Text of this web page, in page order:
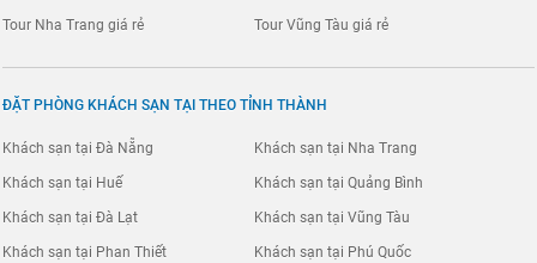
Tour Nha Trang giá rẻ Tour Vũng Tàu giá rẻ
ĐẶT PHÒNG KHÁCH SẠN TẠI THEO TỈNH THÀNH
Khách sạn tại Đà Nẵng
Khách sạn tại Huế
Khách sạn tại Nha Trang
Khách sạn tại Quảng Bình
Khách sạn tại Đà Lạt
Khách sạn tại Phan Thiết
Khách sạn tại Vũng Tàu
Khách sạn tại Phú Quốc